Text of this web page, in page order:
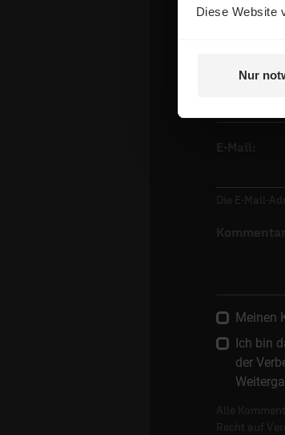
Diese Website
Nur
Dein
Name:
Die E-Mail-
Meinen
Ich bin
der
Alle
Recht auf